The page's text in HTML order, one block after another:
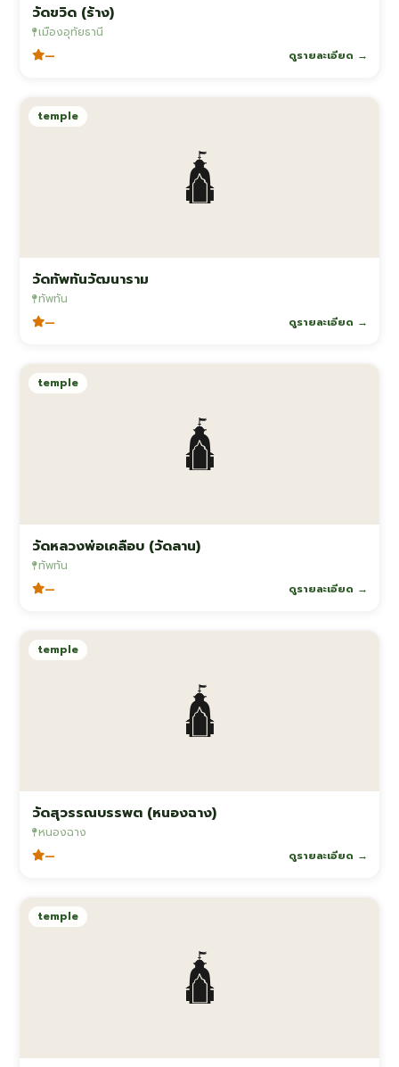
วัดขวิด (ร้าง)
เมืองอุทัยธานี
— ดูรายละเอียด →
🛕
temple
วัดทัพทันวัฒนาราม
ทัพทัน
— ดูรายละเอียด →
🛕
temple
วัดหลวงพ่อเคลือบ (วัดลาน)
ทัพทัน
— ดูรายละเอียด →
🛕
temple
วัดสุวรรณบรรพต (หนองฉาง)
หนองฉาง
— ดูรายละเอียด →
🛕
temple